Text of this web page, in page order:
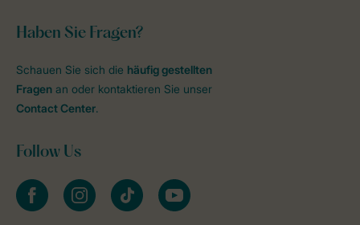
Haben Sie Fragen?
Schauen Sie sich die häufig gestellten
Fragen an oder kontaktieren Sie unser
Contact Center.
Follow Us
facebookinstagramtiktok youtube